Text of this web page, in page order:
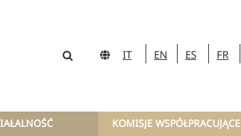
IT EN ES FR
KOMISJE WSPÓŁPRACUJĄCE